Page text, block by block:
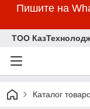
Пишите на
ТОО
Каталог